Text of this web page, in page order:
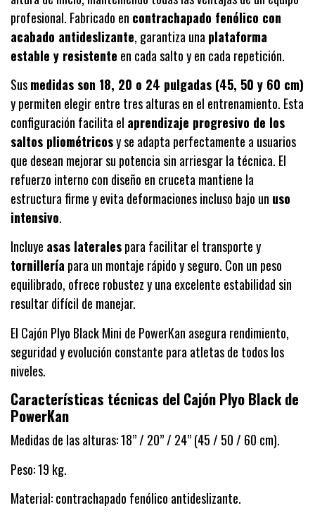
profesional. Fabricado en contrachapado fenólico con
acabado antideslizante, garantiza una plataforma
estable y resistente en cada salto y en cada repetición.
Susmedidas son 18, 20 o 24 pulgadas (45, 50 y 60 cm)
y permiten elegir entre tres alturas en el entrenamiento. Esta
configuración facilita el aprendizaje progresivo de los
saltos pliométricosy se adapta perfectamente a usuarios
que desean mejorar su potencia sin arriesgar la técnica. El
refuerzo interno con diseño en cruceta mantiene la
estructura firme y evita deformaciones incluso bajo un uso
intensivo.
Incluye asas lateralespara facilitar el transporte y
tornillería para un montaje rápido y seguro. Con un peso
equilibrado, ofrece robustez y una excelente estabilidad sin
resultar difícil de manejar.
El Cajón Plyo Black Mini de PowerKan asegura rendimiento,
seguridad y evolución constante para atletas de todos los
niveles.
Características técnicas del Cajón Plyo Black de
PowerKan
Medidas de las alturas: 18” / 20” / 24” (45 / 50 / 60 cm).
Peso: 19 kg.
Material: contrachapado fenólico antideslizante.